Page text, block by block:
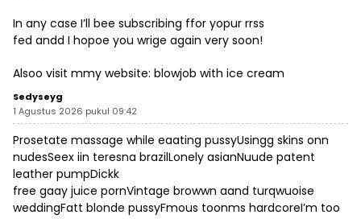
In any case I’ll bee subscribing ffor yopur rrss
fed andd I hopoe you wrige again very soon!
Alsoo visit mmy website: blowjob with ice cream
Sedyseyg
1 Agustus 2026 pukul 09:42
Prosetate massage while eaating pussyUsingg skins onn
nudesSeex iin teresna brazilLonely asianNuude patent
leather pumpDickk
free gaay juice pornVintage browwn aand turqwuoise
weddingFatt blonde pussyFmous toonms hardcoreI’m too